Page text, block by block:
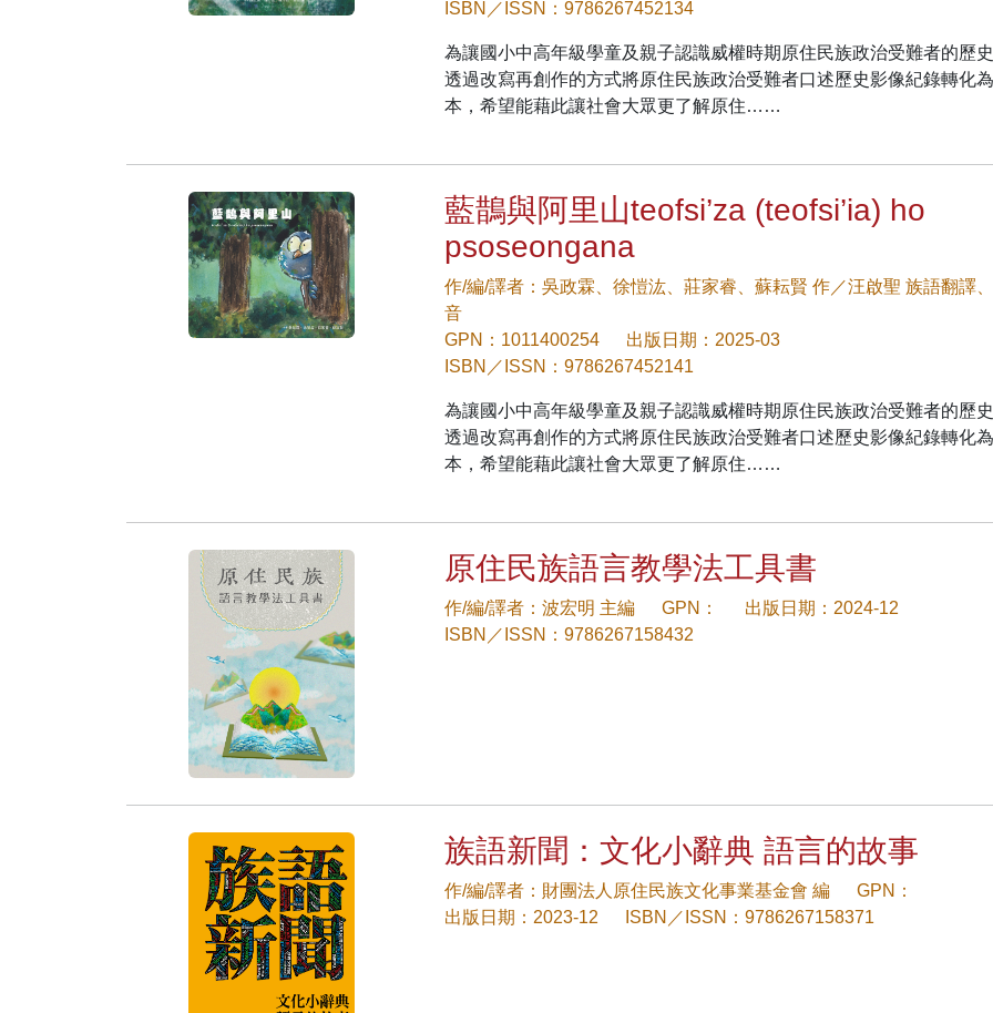
ISBN／ISSN：9786267452134
為讓國小中高年級學童及親子認識威權時期原住民族政治受難者的歷史
透過改寫再創作的方式將原住民族政治受難者口述歷史影像紀錄轉化
本，希望能藉此讓社會大眾更了解原住……
藍鵲與阿里山teofsi’za (teofsi’ia) ho
psoseongana
作/編/譯者：吳政霖、徐愷汯、莊家睿、蘇耘賢 作／汪啟聖 族語翻譯
音
GPN：1011400254
出版日期：2025-03
ISBN／ISSN：9786267452141
為讓國小中高年級學童及親子認識威權時期原住民族政治受難者的歷史
透過改寫再創作的方式將原住民族政治受難者口述歷史影像紀錄轉化
本，希望能藉此讓社會大眾更了解原住……
原住民族語言教學法工具書
作/編/譯者：波宏明 主編 GPN：
出版日期：2024-12
ISBN／ISSN：9786267158432
族語新聞：文化小辭典 語言的故事
作/編/譯者：財團法人原住民族文化事業基金會 編
GPN：
出版日期：2023-12
ISBN／ISSN：9786267158371